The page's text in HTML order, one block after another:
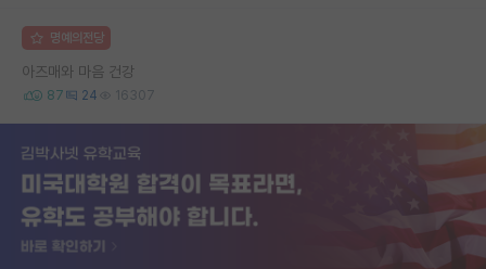
명예의전당
아즈매와 마음 건강
87 24 16307